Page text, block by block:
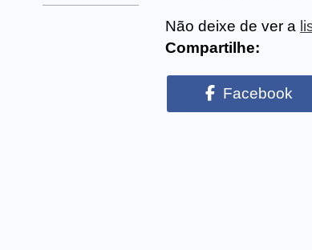
Não deixe de ver a
Compartilhe:
Facebook